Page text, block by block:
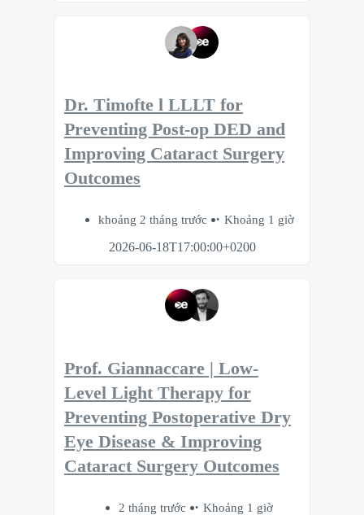
Dr. Timofte l LLLT for
Preventing Post-op DED and
Improving Cataract Surgery
Outcomes
khoảng 2 tháng trước
Khoảng 1 giờ
2026-06-18T17:00:00+0200
Prof. Giannaccare | Low-
Level Light Therapy for
Preventing Postoperative Dry
Eye Disease & Improving
Cataract Surgery Outcomes
2 tháng trước
Khoảng 1 giờ